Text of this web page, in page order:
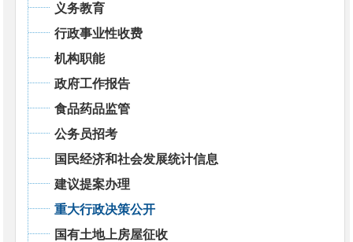
义务教育
行政事业性收费
机构职能
政府工作报告
食品药品监管
公务员招考
国民经济和社会发展统计信息
建议提案办理
重大行政决策公开
国有土地上房屋征收